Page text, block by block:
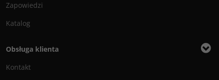
Zapowiedzi
Katalog
Obsługa klienta
Kontakt